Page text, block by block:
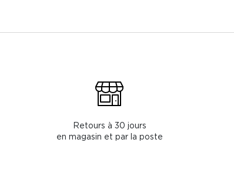
Retours à 30 jours
en magasin et par la poste